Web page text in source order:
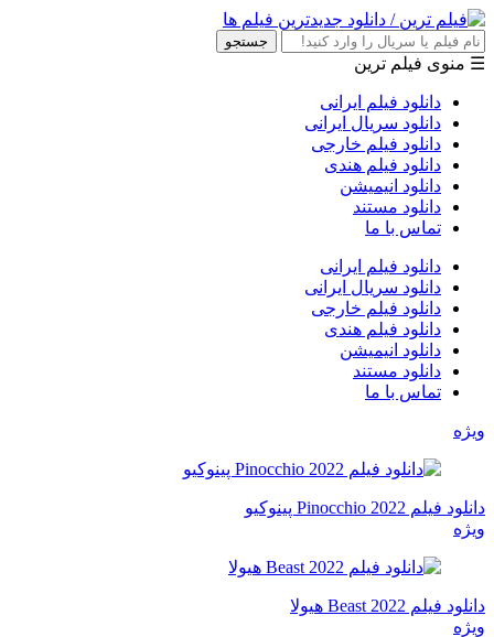
جستجو
☰ منوی فیلم ترین
دانلود فیلم ایرانی
دانلود سریال ایرانی
دانلود فیلم خارجی
دانلود فیلم هندی
دانلود انیمیشن
دانلود مستند
تماس با ما
دانلود فیلم ایرانی
دانلود سریال ایرانی
دانلود فیلم خارجی
دانلود فیلم هندی
دانلود انیمیشن
دانلود مستند
تماس با ما
ویژه
دانلود فیلم Pinocchio 2022 پینوکیو
ویژه
دانلود فیلم Beast 2022 هیولا
ویژه